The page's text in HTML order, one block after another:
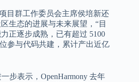
目群工作委员会主席侯培新还
生态的进展与未来展望，“目
正逐步成熟， 已有超过 5100
参与代码共建，累计产出近亿
步表示，OpenHarmony 去年